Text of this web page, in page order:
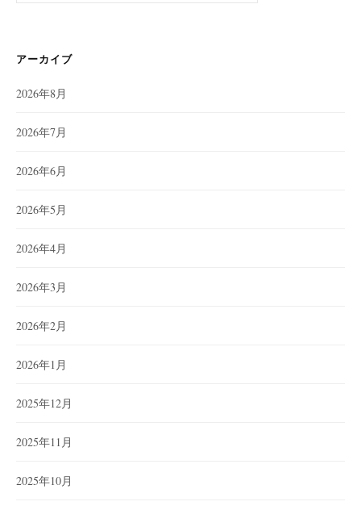
アーカイブ
2026年8月
2026年7月
2026年6月
2026年5月
2026年4月
2026年3月
2026年2月
2026年1月
2025年12月
2025年11月
2025年10月